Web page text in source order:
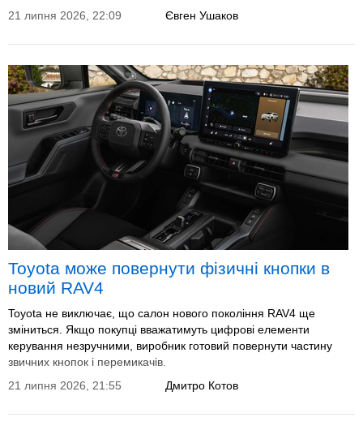
Євген Ушаков
21 липня 2026, 22:09
Toyota може повернути фізичні кнопки в
новий RAV4
Toyota не виключає, що салон нового покоління RAV4 ще
зміниться. Якщо покупці вважатимуть цифрові елементи
керування незручними, виробник готовий повернути частину
звичних кнопок і перемикачів.
Дмитро Котов
21 липня 2026, 21:55